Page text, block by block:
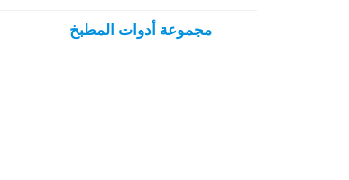
مجموعة أدوات المطبخ